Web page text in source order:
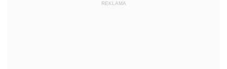
REKLAMA